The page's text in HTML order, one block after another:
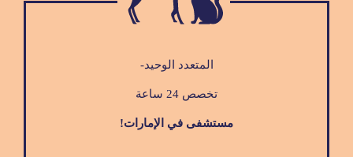
المتعدد الوحيد-
تخصص 24 ساعة
مستشفى في الإمارات!